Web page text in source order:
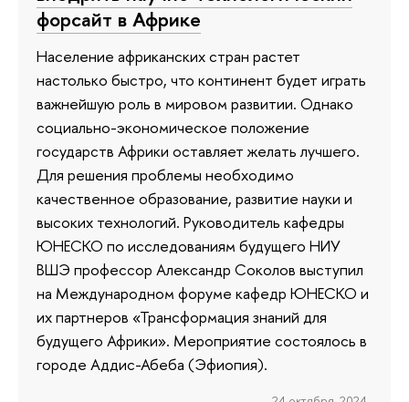
форсайт в Африке
Население африканских стран растет
настолько быстро, что континент будет играть
важнейшую роль в мировом развитии. Однако
социально-экономическое положение
государств Африки оставляет желать лучшего.
Для решения проблемы необходимо
качественное образование, развитие науки и
высоких технологий. Руководитель кафедры
ЮНЕСКО по исследованиям будущего НИУ
ВШЭ профессор Александр Соколов выступил
на Международном форуме кафедр ЮНЕСКО и
их партнеров «Трансформация знаний для
будущего Африки». Мероприятие состоялось в
городе Аддис-Абеба (Эфиопия).